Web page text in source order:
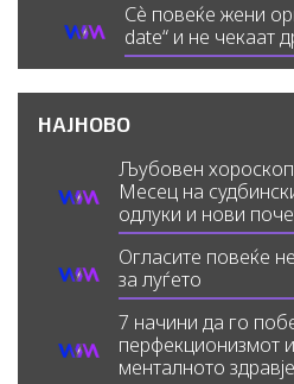
Сè повеќе жени
date“ и не чекаат
НАЈНОВО
Љубовен хороскоп
Месец на
одлуки и нови
Огласите повеќе
за луѓето
7 начини да го
перфекционизмот
менталното здравје